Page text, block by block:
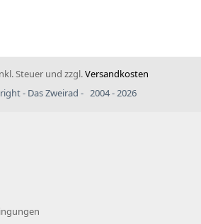
Steuer und zzgl.Versandkosten
- Das Zweirad - 2004 - 2026